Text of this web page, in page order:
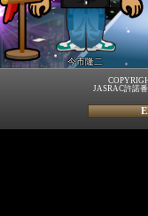
今市隆二
JASRAC許諾